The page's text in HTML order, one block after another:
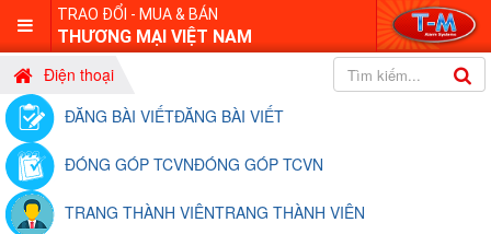
TRAO ĐỔI - MUA & BÁN
THƯƠNG MẠI VIỆT NAM
Điện thoại
ĐĂNG BÀI VIẾTĐĂNG BÀI VIẾT
ĐÓNG GÓP TCVNĐÓNG GÓP TCVN
TRANG THÀNH VIÊNTRANG THÀNH VIÊN